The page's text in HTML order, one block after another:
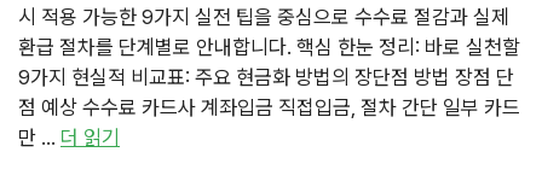
시 적용 가능한 9가지 실전 팁을 중심으로 수수료 절감과 실제
환급 절차를 단계별로 안내합니다. 핵심 한눈 정리: 바로 실천할
9가지 현실적 비교표: 주요 현금화 방법의 장단점 방법 장점 단
점 예상 수수료 카드사 계좌입금 직접입금, 절차 간단 일부 카드
만 … 더 읽기